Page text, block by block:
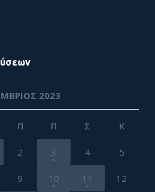
2023
Π Π Σ Κ
2 3 4 5
9 10 11 12